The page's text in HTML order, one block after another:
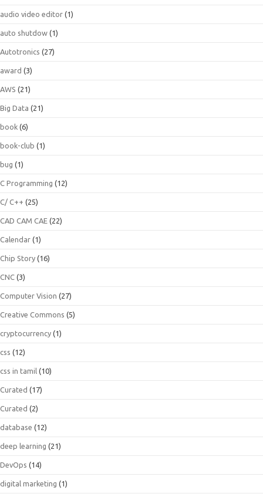
audio video editor (1)
auto shutdow (1)
Autotronics (27)
award (3)
AWS (21)
Big Data (21)
book (6)
book-club (1)
bug (1)
C Programming (12)
C/ C++ (25)
CAD CAM CAE (22)
Calendar (1)
Chip Story (16)
CNC (3)
Computer Vision (27)
Creative Commons (5)
cryptocurrency (1)
css (12)
css in tamil (10)
Curated (17)
Curated (2)
database (12)
deep learning (21)
DevOps (14)
digital marketing (1)